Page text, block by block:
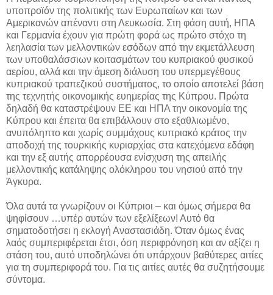
υποπροϊόν της πολιτικής των Ευρωπαίων και των
Αμερικανών απέναντι στη Λευκωσία. Στη φάση αυτή, ΗΠΑ
και Γερμανία έχουν για πρώτη φορά ως πρώτο στόχο τη
λεηλασία των μελλοντικών εσόδων από την εκμετάλλευση
των υποθαλάσσιων κοιτασμάτων του κυπριακού φυσικού
αερίου, αλλά και την άμεση διάλυση του υπερμεγέθους
κυπριακού τραπεζικού συστήματος, το οποίο αποτελεί βάση
της τεχνητής οικονομικής ευημερίας της Κύπρου. Πρώτα
δηλαδή θα καταστρέψουν ΕΕ και ΗΠΑ την οικονομία της
Κύπρου και έπειτα θα επιβάλλουν στο εξαθλιωμένο,
ανυπόληπτο και χωρίς συμμάχους κυπριακό κράτος την
αποδοχή της τουρκικής κυριαρχίας στα κατεχόμενα εδάφη
και την εξ αυτής απορρέουσα ενίσχυση της απειλής
μελλοντικής κατάληψης ολόκληρου του νησιού από την
Άγκυρα.
Όλα αυτά τα γνωρίζουν οι Κύπριοι – και όμως σήμερα θα
ψηφίσουν …υπέρ αυτών των εξελίξεων! Αυτό θα
σηματοδοτήσει η εκλογή Αναστασιάδη. Όταν όμως ένας
λαός συμπεριφέρεται έτσι, όση περιφρόνηση και αν αξίζει η
στάση του, αυτό υποδηλώνει ότι υπάρχουν βαθύτερες αιτίες
για τη συμπεριφορά του. Για τις αιτίες αυτές θα συζητήσουμε
σύντομα.